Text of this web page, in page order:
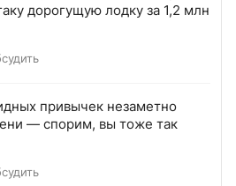
дорогущую лодку за 1,2 млн
привычек незаметно
— спорим, вы тоже так